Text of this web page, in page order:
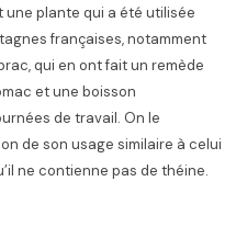
plante qui a été utilisée
françaises, notamment
qui en ont fait un remède
et une boisson
de travail. On le
de son usage similaire à celui
ne contienne pas de théine.